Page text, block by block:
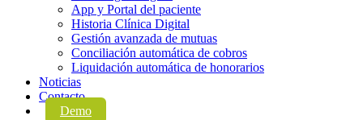
App y Portal del paciente
Historia Clínica Digital
Gestión avanzada de mutuas
Conciliación automática de cobros
Liquidación automática de honorarios
Noticias
Contacto
Demo